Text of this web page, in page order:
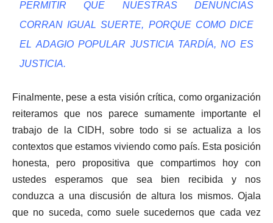
PERMITIR QUE NUESTRAS DENUNCIAS
CORRAN IGUAL SUERTE, PORQUE COMO DICE
EL ADAGIO POPULAR JUSTICIA TARDÍA, NO ES
JUSTICIA.
Finalmente, pese a esta visión crítica, como organización
reiteramos que nos parece sumamente importante el
trabajo de la CIDH, sobre todo si se actualiza a los
contextos que estamos viviendo como país. Esta posición
honesta, pero propositiva que compartimos hoy con
ustedes esperamos que sea bien recibida y nos
conduzca a una discusión de altura los mismos. Ojala
que no suceda, como suele sucedernos que cada vez